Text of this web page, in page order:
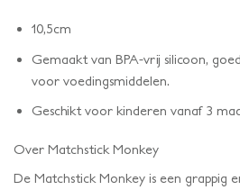
10,5cm
Gemaakt van BPA-vrij silicoon,
voor voedingsmiddelen.
Geschikt voor kinderen vanaf 3
Over Matchstick Monkey
De Matchstick Monkey is een grappig